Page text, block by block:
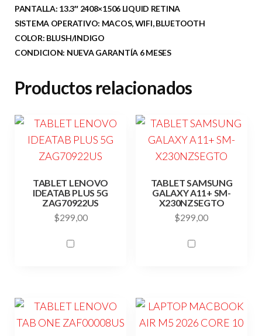
PANTALLA: 13.3″ 2408×1506 LIQUID RETINA
SISTEMA OPERATIVO: MACOS, WIFI, BLUETOOTH
COLOR: BLUSH/INDIGO
CONDICION: NUEVA GARANTÍA 6 MESES
Productos relacionados
TABLET LENOVO
IDEATAB PLUS 5G
ZAG70922US
$299,00
TABLET SAMSUNG
GALAXY A11+ SM-
X230NZSEGTO
$299,00